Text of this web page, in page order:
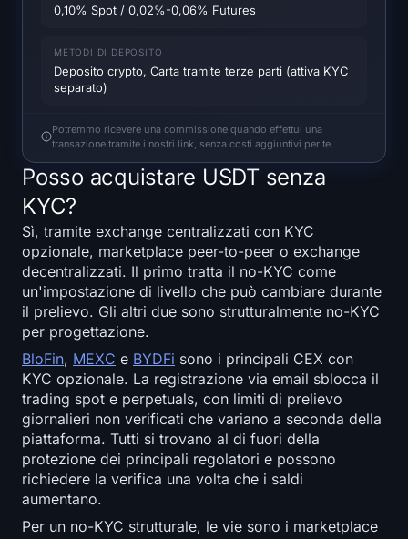
Dominanza Bitcoin
Altcoin Season Index
Indice di Paura e Avidità
Heatmap RSI
Funding Rates
Open Interest
Rainbow Chart
Conto alla rovescia dell'halving
ETH Gas Tracker
Tracker di Portafoglio Crypto
0,10% Spot / 0,02%-0,06% Futures
METODI DI DEPOSITO
Deposito crypto, Carta tramite terze parti (attiva KYC
separato)
Potremmo ricevere una commissione quando effettui una
transazione tramite i nostri link, senza costi aggiuntivi per te.
Posso acquistare USDT senza
KYC?
Sì, tramite exchange centralizzati con KYC
opzionale, marketplace peer-to-peer o exchange
decentralizzati. Il primo tratta il no-KYC come
un'impostazione di livello che può cambiare durante
il prelievo. Gli altri due sono strutturalmente no-KYC
per progettazione.
BloFin, MEXC e BYDFi sono i principali CEX con
KYC opzionale. La registrazione via email sblocca il
trading spot e perpetuals, con limiti di prelievo
giornalieri non verificati che variano a seconda della
piattaforma. Tutti si trovano al di fuori della
protezione dei principali regolatori e possono
richiedere la verifica una volta che i saldi
aumentano.
Per un no-KYC strutturale, le vie sono i marketplace